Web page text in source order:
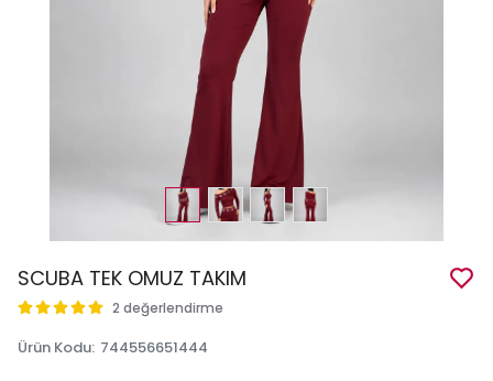
SCUBA TEK OMUZ TAKIM
2 değerlendirme
Ürün Kodu: 744556651444